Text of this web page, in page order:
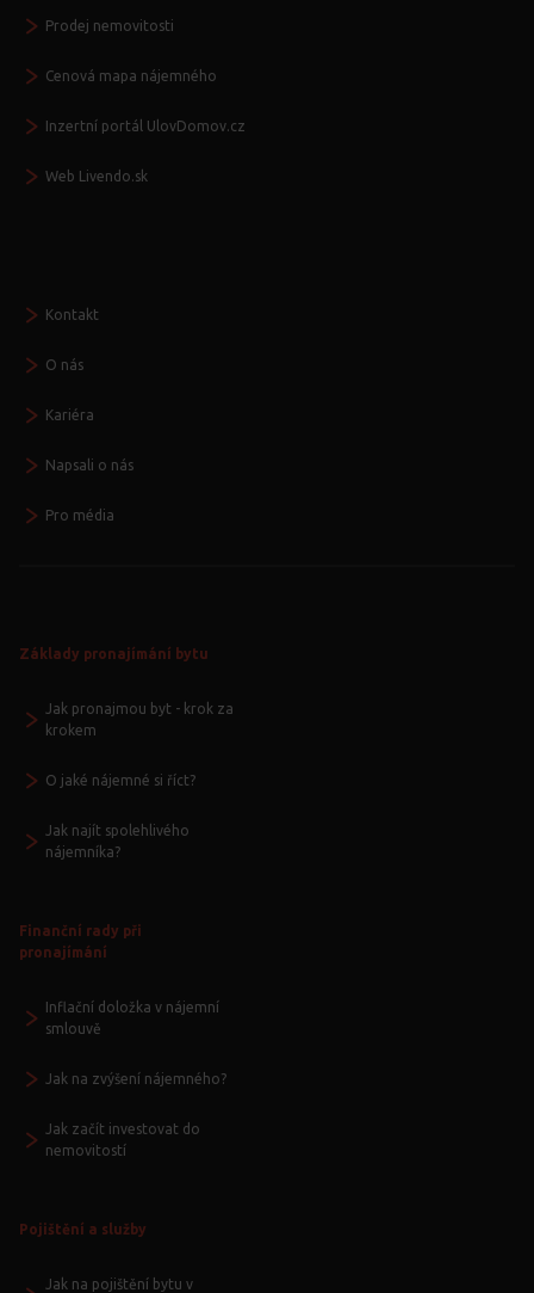
Prodej nemovitosti
Cenová mapa nájemného
Inzertní portál UlovDomov.cz
Web Livendo.sk
Kontakt
O nás
Kariéra
Napsali o nás
Pro média
Základy pronajímání bytu
Jak pronajmou byt - krok za
krokem
O jaké nájemné si říct?
Jak najít spolehlivého
nájemníka?
Finanční rady při
pronajímání
Inflační doložka v nájemní
smlouvě
Jak na zvýšení nájemného?
Jak začít investovat do
nemovitostí
Pojištění a služby
Jak na pojištění bytu v